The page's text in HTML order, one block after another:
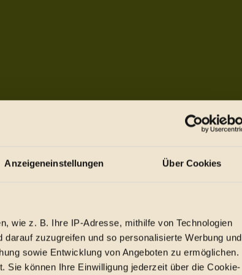
Anzeigeneinstellungen Über Cookies
wie z. B. Ihre IP-Adresse, mithilfe von Technologien
zuzugreifen und so personalisierte Werbung und
sowie Entwicklung von Angeboten zu ermöglichen.
Sie können Ihre Einwilligung jederzeit über die Cookie-